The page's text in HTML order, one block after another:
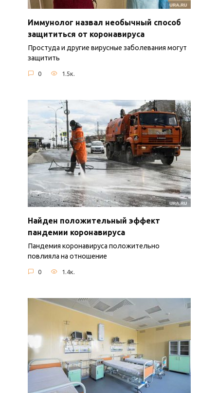
Иммунолог назвал необычный способ
защититься от коронавируса
Простуда и другие вирусные заболевания могут
защитить
0 1.5к.
Найден положительный эффект
пандемии коронавируса
Пандемия коронавируса положительно
повлияла на отношение
0 1.4к.